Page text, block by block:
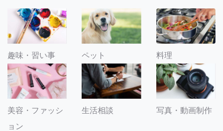
趣味・習い事 ペット 料理
美容・ファッシ
ョン
生活相談 写真・動画制作